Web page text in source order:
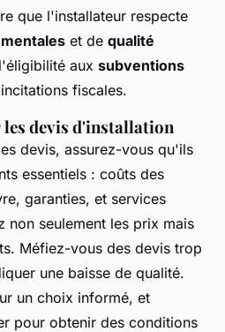
que l'installateur respecte
et de qualité
aux subventions
fiscales.
devis d'installation
devis, assurez-vous qu'ils
essentiels : coûts des
garanties, et services
non seulement les prix mais
Méfiez-vous des devis trop
une baisse de qualité.
un choix informé, et
pour obtenir des conditions